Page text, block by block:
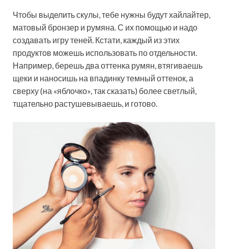
Чтобы выделить скулы, тебе нужны будут хайлайтер,
матовый бронзер и румяна. С их помощью и надо
создавать игру теней. Кстати, каждый из этих
продуктов можешь использовать по отдельности.
Например, берешь два оттенка румян, втягиваешь
щеки и наносишь на впадинку темный оттенок, а
сверху (на «яблочко», так сказать) более светлый,
тщательно растушевываешь, и готово.